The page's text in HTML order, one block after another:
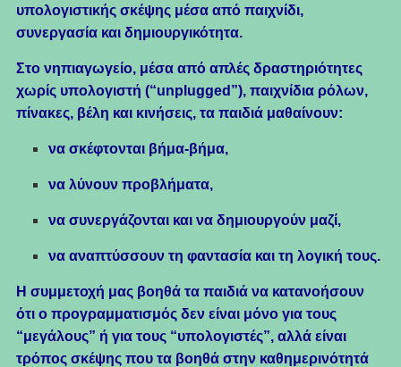
υπολογιστικής σκέψης μέσα από παιχνίδι,
συνεργασία και δημιουργικότητα.
Στο νηπιαγωγείο, μέσα από απλές δραστηριότητες
χωρίς υπολογιστή (“unplugged”), παιχνίδια ρόλων,
πίνακες, βέλη και κινήσεις, τα παιδιά μαθαίνουν:
να σκέφτονται βήμα-βήμα,
να λύνουν προβλήματα,
να συνεργάζονται και να δημιουργούν μαζί,
να αναπτύσσουν τη φαντασία και τη λογική τους.
Η συμμετοχή μας βοηθά τα παιδιά να κατανοήσουν
ότι ο προγραμματισμός δεν είναι μόνο για τους
“μεγάλους” ή για τους “υπολογιστές”, αλλά είναι
τρόπος σκέψης που τα βοηθά στην καθημερινότητά